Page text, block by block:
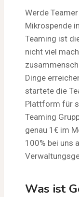
Werde
Mikrospende
Teaming ist
nicht viel
Dinge
startete die
Plattform für
Teaming
genau 1€ im
100% bei uns
Was ist